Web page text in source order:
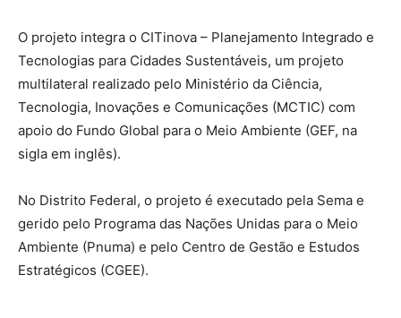
O projeto integra o CITinova – Planejamento Integrado e
Tecnologias para Cidades Sustentáveis, um projeto
multilateral realizado pelo Ministério da Ciência,
Tecnologia, Inovações e Comunicações (MCTIC) com
apoio do Fundo Global para o Meio Ambiente (GEF, na
sigla em inglês).
No Distrito Federal, o projeto é executado pela Sema e
gerido pelo Programa das Nações Unidas para o Meio
Ambiente (Pnuma) e pelo Centro de Gestão e Estudos
Estratégicos (CGEE).